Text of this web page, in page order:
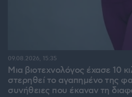
Μια βιοτεχνολόγος έχασε 10
στερηθεί το αγαπημένο της
συνήθειες που έκαναν τη
09.08.2026, 15:35